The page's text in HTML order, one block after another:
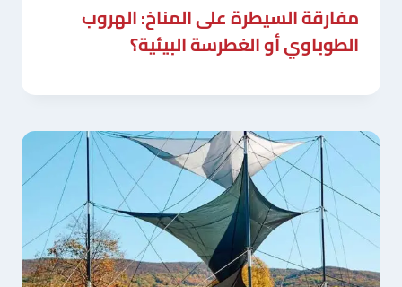
مفارقة السيطرة على المناخ: الهروب
الطوباوي أو الغطرسة البيئية؟